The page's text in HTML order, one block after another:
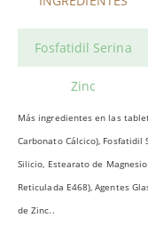
Fosfatidil Serina
Zinc
Más ingredientes en las
Carbonato Cálcico), Fosfatidil
Silicio, Estearato de
Reticulada E468), Agentes
de Zinc..